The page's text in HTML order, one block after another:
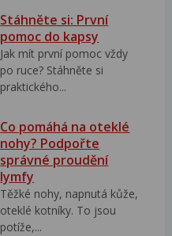
Stáhněte si: První
pomoc do kapsy
Jak mít první pomoc vždy
po ruce? Stáhněte si
praktického...
Co pomáhá na oteklé
nohy? Podpořte
správné proudění
lymfy
Těžké nohy, napnutá kůže,
oteklé kotníky. To jsou
potíže,...